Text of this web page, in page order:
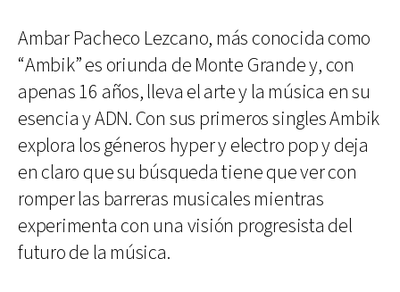
Ambar Pacheco Lezcano, más conocida como
“Ambik” es oriunda de Monte Grande y, con
apenas 16 años, lleva el arte y la música en su
esencia y ADN. Con sus primeros singles Ambik
explora los géneros hyper y electro pop y deja
en claro que su búsqueda tiene que ver con
romper las barreras musicales mientras
experimenta con una visión progresista del
futuro de la música.